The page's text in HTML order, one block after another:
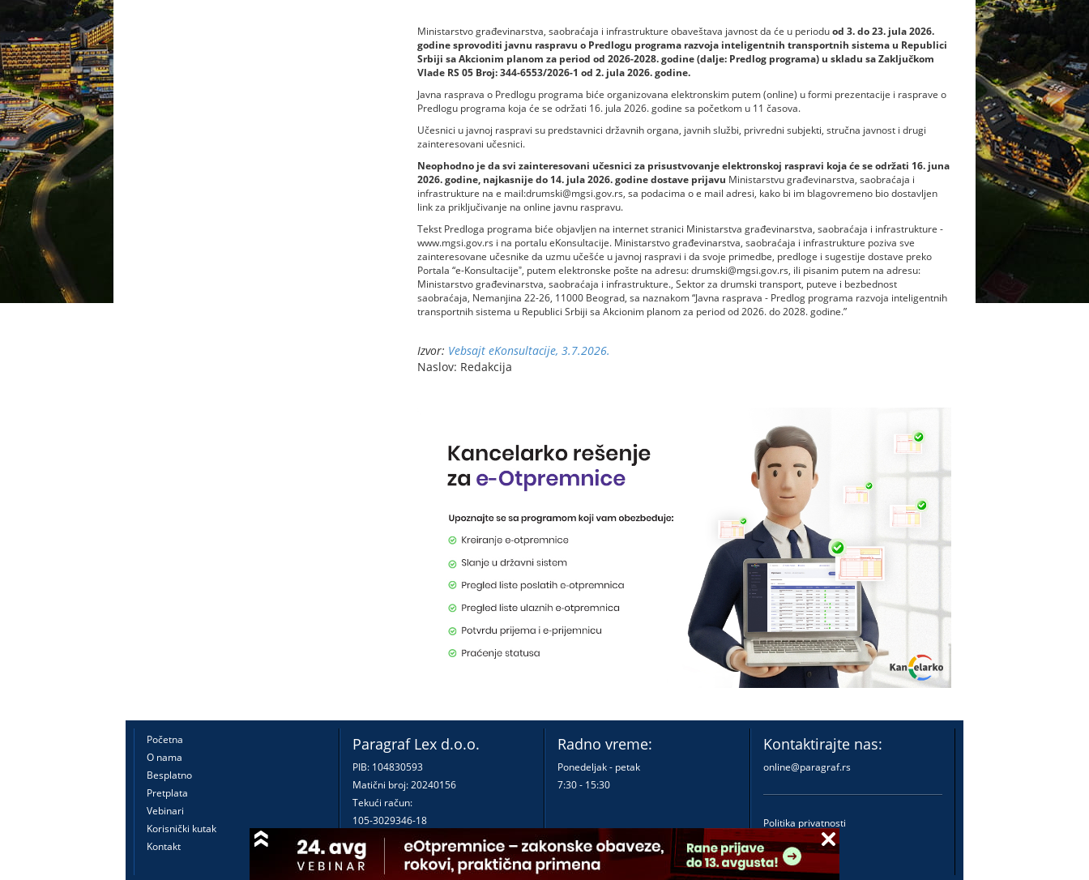
Ministarstvo građevinarstva, saobraćaja i infrastrukture obaveštava javnost da će u perioduod 3. do 23. jula 2026.
godine sprovoditi javnu raspravu o Predlogu programa razvoja inteligentnih transportnih sistema u Republici
Srbiji sa Akcionim planom za period od 2026-2028. godine (dalje: Predlog programa) u skladu sa Zaključkom
Vlade RS 05 Broj: 344-6553/2026-1 od 2. jula 2026. godine.
Javna rasprava o Predlogu programa biće organizovana elektronskim putem (online) u formi prezentacije i rasprave o
Predlogu programa koja će se održati 16. jula 2026. godine sa početkom u 11 časova.
Učesnici u javnoj raspravi su predstavnici državnih organa, javnih službi, privredni subjekti, stručna javnost i drugi
zainteresovani učesnici.
Neophodno je da svi zainteresovani učesnici za prisustvovanje elektronskoj raspravi koja će se održati 16. juna
2026. godine, najkasnije do 14. jula 2026. godine dostave prijavu Ministarstvu građevinarstva, saobraćaja i
infrastrukture na e mail:drumski@mgsi.gov.rs, sa podacima o e mail adresi, kako bi im blagovremeno bio dostavljen
link za priključivanje na online javnu raspravu.
Tekst Predloga programa biće objavljen na internet stranici Ministarstva građevinarstva, saobraćaja i infrastrukture -
www.mgsi.gov.rs i na portalu eKonsultacije. Ministarstvo građevinarstva, saobraćaja i infrastrukture poziva sve
zainteresovane učesnike da uzmu učešće u javnoj raspravi i da svoje primedbe, predloge i sugestije dostave preko
Portala “e-Konsultacijeˮ, putem elektronske pošte na adresu: drumski@mgsi.gov.rs, ili pisanim putem na adresu:
Ministarstvo građevinarstva, saobraćaja i infrastrukture., Sektor za drumski transport, puteve i bezbednost
saobraćaja, Nemanjina 22-26, 11000 Beograd, sa naznakom “Javna rasprava - Predlog programa razvoja inteligentnih
transportnih sistema u Republici Srbiji sa Akcionim planom za period od 2026. do 2028. godine.”
Izvor: Vebsajt eKonsultacije, 3.7.2026.
Naslov: Redakcija
Početna
O nama
Besplatno
Pretplata
Vebinari
Korisnički kutak
Kontakt
Paragraf Lex d.o.o.
PIB: 104830593
Matični broj: 20240156
Tekući račun:
105-3029346-18
160-0000000380290-23
Radno vreme:
Ponedeljak - petak
7:30 - 15:30
Kontaktirajte nas:
online@paragraf.rs
Politika privatnosti